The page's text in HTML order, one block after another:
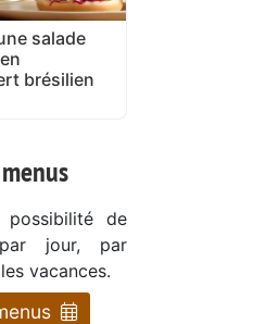
salade
brésilien
de
jour, par
vacances.